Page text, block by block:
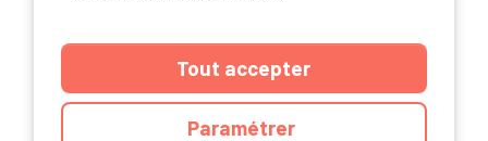
Tout accepter
Paramétrer